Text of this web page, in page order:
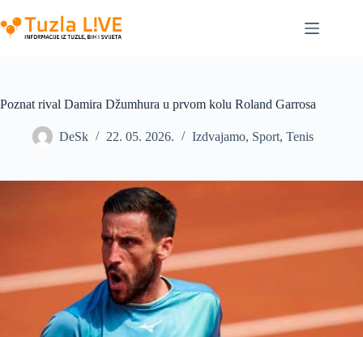
to
content
Poznat rival Damira Džumhura u prvom kolu Roland Garrosa
DeSk 22. 05. 2026. Izdvajamo, Sport, Tenis